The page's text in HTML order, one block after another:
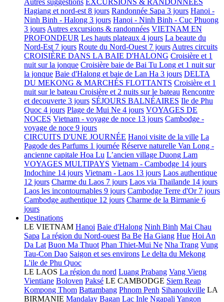
Autres suggestions EXCURSIONS & RANDONNÉES
Hagiang et nord-est 8 jours Randonnée Sapa 3 jours Hanoi -
Ninh Binh - Halong 3 jours Hanoi - Ninh Binh - Cuc Phuong
3 jours Autres excursions & randonnées VIETNAM EN
PROFONDEUR Les hauts plateaux 4 jours La beaute du
Nord-Est 7 jours Route du Nord-Ouest 7 jours Autres circuits
CROISIÈRE DANS LA BAIE D'HALONG Croisière et 1
nuit sur la jonque Croisière baie de Bai Tu Long et 1 nuit sur
la jonque Baie d'Halong et baie de Lan Ha 3 jours DELTA
DU MEKONG & MARCHÉS FLOTTANTS Croisière et 1
nuit sur le bateau Croisière et 2 nuits sur le bateau Rencontre
et decouverte 3 jours SÉJOURS BALNÉAIRES Ile de Phu
Quoc 4 jours Plage de Mui Ne 4 jours VOYAGES DE
NOCES Vietnam - voyage de noce 13 jours Cambodge -
voyage de noce 9 jours
CIRCUITS D'UNE JOURNÉE Hanoi visite de la ville La
Pagode des Parfums 1 journée Réserve naturelle Van Long -
ancienne capitale Hoa Lu L’ancien village Duong Lam
VOYAGES MULTIPAYS Vietnam - Cambodge 14 jours
Indochine 14 jours Vietnam - Laos 13 jours Laos authentique
12 jours Charme du Laos 7 jours Laos via Thailande 14 jours
Laos les incontournables 9 jours Cambodge Terre d'Or 7 jours
Cambodge authentique 12 jours Charme de la Birmanie 6
jours
Destinations
LE VIETNAM Hanoi Baie d'Halong Ninh Binh Mai Chau
Sapa La région du Nord-ouest Ba Be Ha Giang Hue Hoi An
Da Lat Buon Ma Thuot Phan Thiet-Mui Ne Nha Trang Vung
Tau-Con Dao Saigon et ses environs Le delta du Mekong
L'ile de Phu Quoc
LE LAOS La région du nord Luang Prabang Vang Vieng
Vientiane Boloven Paksé LE CAMBODGE Siem Reap
Kompong Thom Battambang Phnom Penh Sihanoukville LA
BIRMANIE Mandalay Bagan Lac Inle Ngapali Yangon